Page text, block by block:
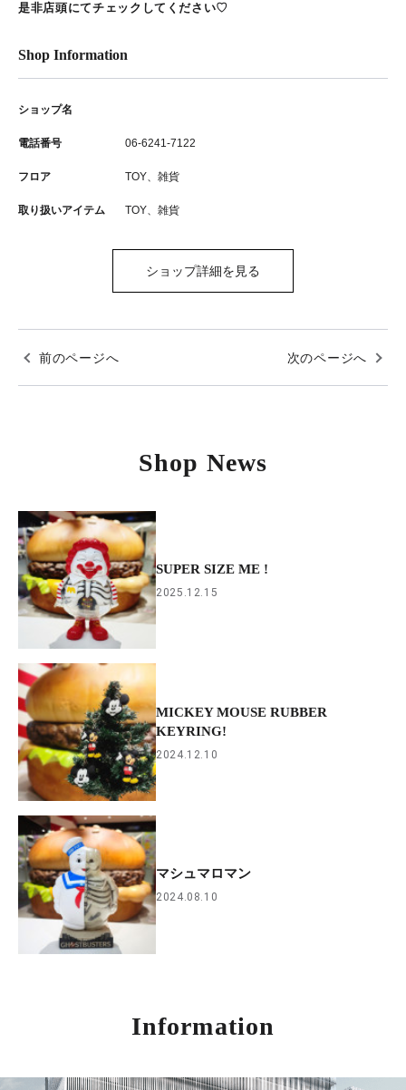
是非店頭にてチェックしてください♡
Shop Information
ショップ名
電話番号 06-6241-7122
フロア TOY、雑貨
取り扱いアイテム TOY、雑貨
ショップ詳細を見る
前のページへ 次のページへ
Shop News
SUPER SIZE ME !
2025.12.15
MICKEY MOUSE RUBBER
KEYRING!
2024.12.10
マシュマロマン
2024.08.10
Information